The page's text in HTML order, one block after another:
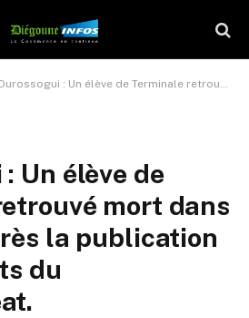
: Un élève de Terminale retrouvé mort dans un puits après la publication des résultats du baccalauréat.
Un élève de
mort dans
la publication
du